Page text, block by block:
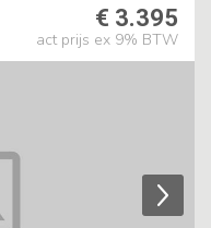
€ 3.395
act prijs ex 9% BTW